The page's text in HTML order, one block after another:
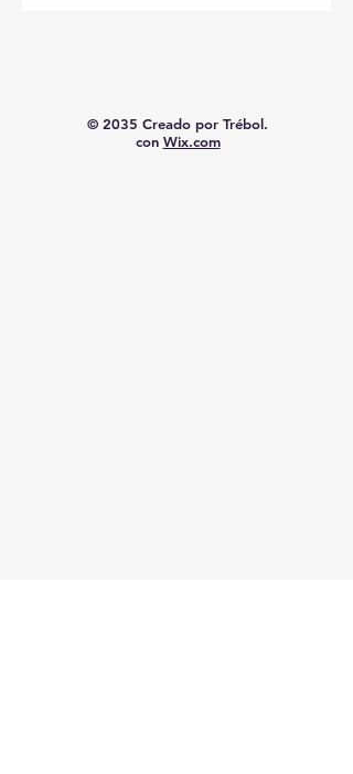
© 2035 Creado por Trébol.
con Wix.com